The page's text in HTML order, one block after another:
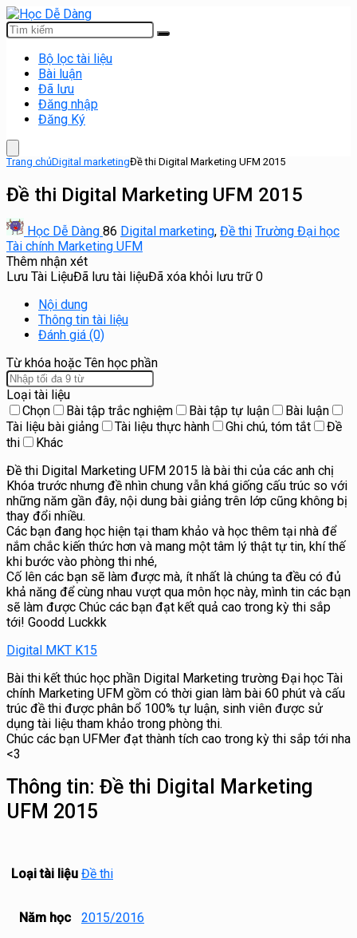
Bộ lọc tài liệu
Bài luận
Đã lưu
Đăng nhập
Đăng Ký
Trang chủDigital marketingĐề thi Digital Marketing UFM 2015
Đề thi Digital Marketing UFM 2015
Học Dễ Dàng 86 Digital marketing, Đề thi Trường Đại học
Tài chính Marketing UFM
Thêm nhận xét
Lưu Tài LiệuĐã lưu tài liệuĐã xóa khỏi lưu trữ 0
Nội dung
Thông tin tài liệu
Đánh giá (0)
Từ khóa hoặc Tên học phần
Loại tài liệu
Chọn
Bài tập trắc nghiệm Bài tập tự luận
Bài luận
Tài liệu bài giảng
Tài liệu thực hành Ghi chú, tóm tắt
Đề
thi
Khác
Đề thi Digital Marketing UFM 2015 là bài thi của các anh chị
Khóa trước nhưng đề nhìn chung vẫn khá giống cấu trúc so với
những năm gần đây, nội dung bài giảng trên lớp cũng không bị
thay đổi nhiều.
Các bạn đang học hiện tại tham khảo và học thêm tại nhà để
nắm chắc kiến thức hơn và mang một tâm lý thật tự tin, khí thế
khi bước vào phòng thi nhé,
Cố lên các bạn sẽ làm được mà, ít nhất là chúng ta đều có đủ
khả năng để cùng nhau vượt qua môn học này, mình tin các bạn
sẽ làm được Chúc các bạn đạt kết quả cao trong kỳ thi sắp
tới! Goodd Luckkk
Digital MKT K15
Bài thi kết thúc học phần Digital Marketing trường Đại học Tài
chính Marketing UFM gồm có thời gian làm bài 60 phút và cấu
trúc đề thi được phân bổ 100% tự luận, sinh viên được sử
dụng tài liệu tham khảo trong phòng thi.
Chúc các bạn UFMer đạt thành tích cao trong kỳ thi sắp tới nha
<3
Thông tin: Đề thi Digital Marketing
UFM 2015
Loại tài liệu Đề thi
Năm học 2015/2016